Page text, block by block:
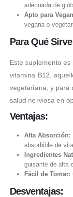
adecuada de
Apto para
vegana o
Para Qué
Este suplemento
vitamina B12,
vegetariana, y para
salud nerviosa en
Ventajas:
Alta Absorción:
absorbible de
Ingredientes
guisante de alta
Fácil de Tomar:
Desventajas: